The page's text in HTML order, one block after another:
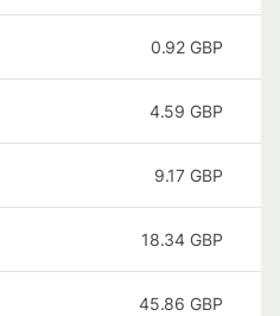
0.92 GBP
4.59 GBP
9.17 GBP
18.34 GBP
45.86 GBP